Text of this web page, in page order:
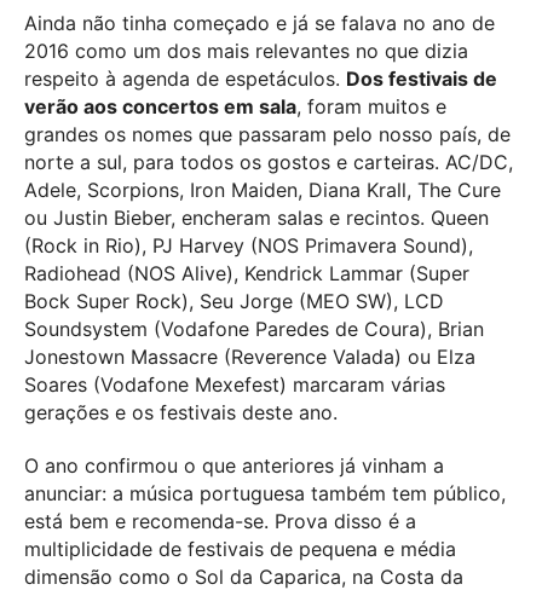
Ainda não tinha começado e já se falava no ano de
2016 como um dos mais relevantes no que dizia
respeito à agenda de espetáculos. Dos festivais de
verão aos concertos em sala, foram muitos e
grandes os nomes que passaram pelo nosso país, de
norte a sul, para todos os gostos e carteiras. AC/DC,
Adele, Scorpions, Iron Maiden, Diana Krall, The Cure
ou Justin Bieber, encheram salas e recintos. Queen
(Rock in Rio), PJ Harvey (NOS Primavera Sound),
Radiohead (NOS Alive), Kendrick Lammar (Super
Bock Super Rock), Seu Jorge (MEO SW), LCD
Soundsystem (Vodafone Paredes de Coura), Brian
Jonestown Massacre (Reverence Valada) ou Elza
Soares (Vodafone Mexefest) marcaram várias
gerações e os festivais deste ano.
O ano confirmou o que anteriores já vinham a
anunciar: a música portuguesa também tem público,
está bem e recomenda-se. Prova disso é a
multiplicidade de festivais de pequena e média
dimensão como o Sol da Caparica, na Costa da